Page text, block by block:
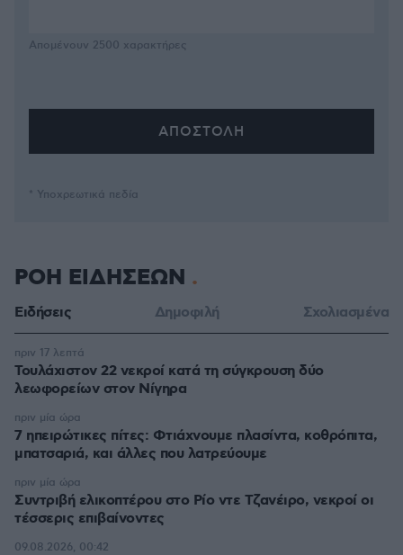
Απομένουν 2500 χαρακτήρες
* Υποχρεωτικά πεδία
ΡΟΗ ΕΙΔΗΣΕΩΝ
Ειδήσεις Δημοφιλή Σχολιασμένα
Τουλάχιστον 22 νεκροί κατά τη σύγκρουση δύο
λεωφορείων στον Νίγηρα
πριν 17 λεπτά
7 ηπειρώτικες πίτες: Φτιάχνουμε πλασίντα, κοθρόπιτα,
μπατσαριά, και άλλες που λατρεύουμε
πριν μία ώρα
Συντριβή ελικοπτέρου στο Ρίο ντε Τζανέιρο, νεκροί οι
τέσσερις επιβαίνοντες
πριν μία ώρα
09.08.2026, 00:42